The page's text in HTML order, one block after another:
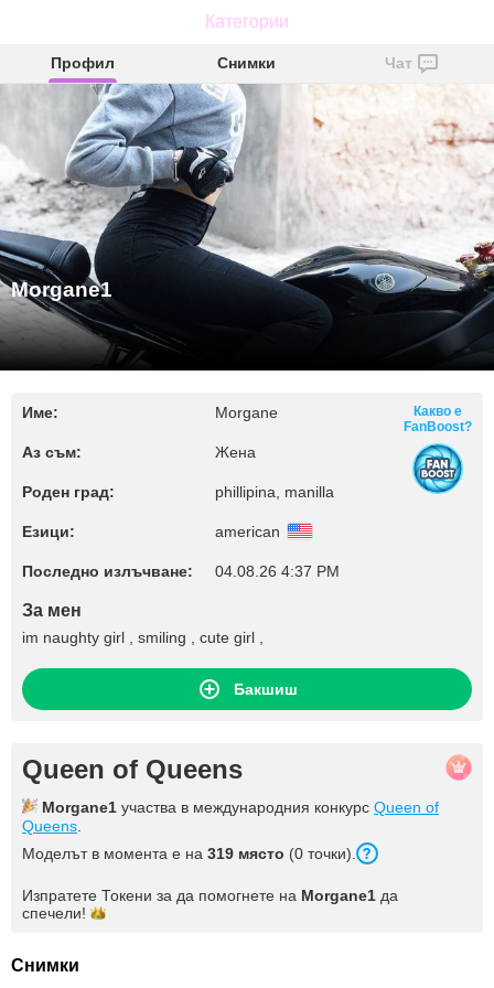
Morgane1
Профил Снимки Чат
Morgane1
Име: Morgane
Аз съм: Жена
Роден град: phillipina, manilla
Езици: american
Последно излъчване: 04.08.26 4:37 PM
Какво е
FanBoost?
За мен
im naughty girl , smiling , cute girl ,
Бакшиш
Queen of Queens
Morgane1 участва в международния конкурс Queen of
Queens
Моделът в момента е на 319 място (0 точки).
Изпратете Токени за да помогнете на Morgane1 да
спечели!
Снимки
Категории